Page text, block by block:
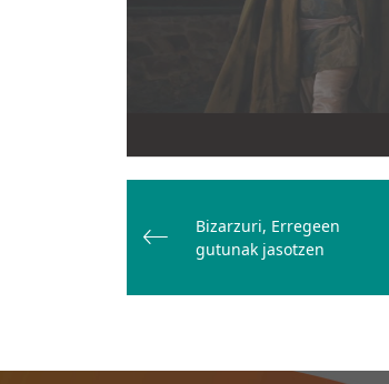
Bidalketetan
zehar
nabigatu
Bizarzuri, Erregeen
gutunak jasotzen